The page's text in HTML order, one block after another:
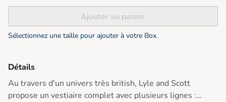
Ajouter au panier
Sélectionnez une taille pour ajouter à votre Box.
Détails
Au travers d'un univers très british, Lyle and Scott
propose un vestiaire complet avec plusieurs lignes :